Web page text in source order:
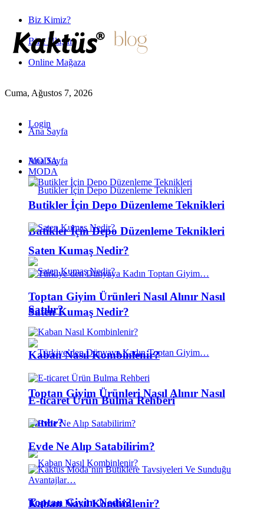
Biz Kimiz?
Bize Ulaşın
Online Mağaza
Cuma, Ağustos 7, 2026
Login
Ana Sayfa
MODA
Butikler İçin Depo Düzenleme Teknikleri
Saten Kumaş Nedir?
Toptan Giyim Ürünleri Nasıl Alınır Nasıl
Satılır?
Kaban Nasıl Kombinlenir?
Ana Sayfa
MODA
Butikler İçin Depo Düzenleme Teknikleri
Saten Kumaş Nedir?
Toptan Giyim Ürünleri Nasıl Alınır Nasıl
Satılır?
Kaban Nasıl Kombinlenir?
E-ticaret Ürün Bulma Rehberi
Evde Ne Alıp Satabilirim?
Toptan Giyim Nedir?